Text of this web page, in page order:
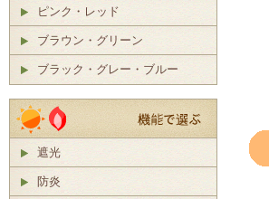
ピンク・レッド
ブラウン・グリーン
ブラック・グレー・ブルー
遮光
防炎